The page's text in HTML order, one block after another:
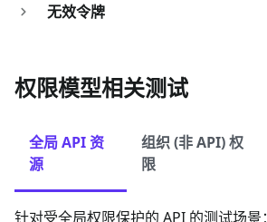
无效令牌
权限模型相关测试
全局 API 资
源
组织 (非 API) 权
限
针对受全局权限保护的 API 的测试场景：